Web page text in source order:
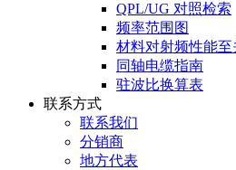
QPL/UG 对照检索
频率范围图
材料对射频性能至
同轴电缆指南
驻波比换算表
联系方式
联系我们
分销商
地方代表